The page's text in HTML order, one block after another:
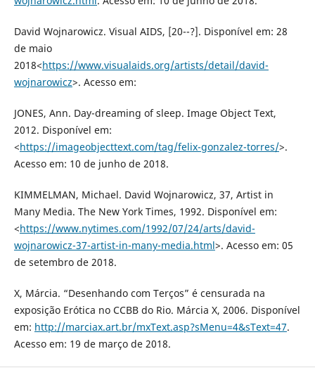
David Wojnarowicz. Visual AIDS, [20--?]. Disponível em: 28
de maio
2018<https://www.visualaids.org/artists/detail/david-
wojnarowicz>. Acesso em:
JONES, Ann. Day-dreaming of sleep. Image Object Text,
2012. Disponível em:
<https://imageobjecttext.com/tag/felix-gonzalez-torres/>.
Acesso em: 10 de junho de 2018.
KIMMELMAN, Michael. David Wojnarowicz, 37, Artist in
Many Media. The New York Times, 1992. Disponível em:
<https://www.nytimes.com/1992/07/24/arts/david-
wojnarowicz-37-artist-in-many-media.html>. Acesso em: 05
de setembro de 2018.
X, Márcia. “Desenhando com Terços” é censurada na
exposição Erótica no CCBB do Rio. Márcia X, 2006. Disponível
em: http://marciax.art.br/mxText.asp?sMenu=4&sText=47.
Acesso em: 19 de março de 2018.